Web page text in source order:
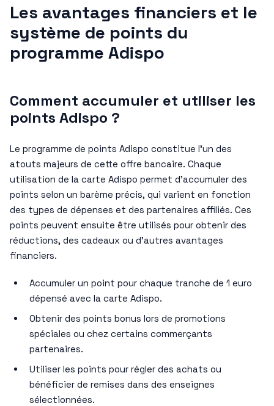
Les avantages financiers et le
système de points du
programme Adispo
Comment accumuler et utiliser les
points Adispo ?
Le programme de points Adispo constitue l’un des
atouts majeurs de cette offre bancaire. Chaque
utilisation de la carte Adispo permet d’accumuler des
points selon un barème précis, qui varient en fonction
des types de dépenses et des partenaires affiliés. Ces
points peuvent ensuite être utilisés pour obtenir des
réductions, des cadeaux ou d’autres avantages
financiers.
Accumuler un point pour chaque tranche de 1 euro
dépensé avec la carte Adispo.
Obtenir des points bonus lors de promotions
spéciales ou chez certains commerçants
partenaires.
Utiliser les points pour régler des achats ou
bénéficier de remises dans des enseignes
sélectionnées.